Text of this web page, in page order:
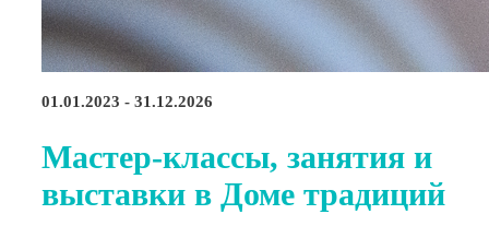
01.01.2023 - 31.12.2026
Мастер-классы, занятия и
выставки в Доме традиций